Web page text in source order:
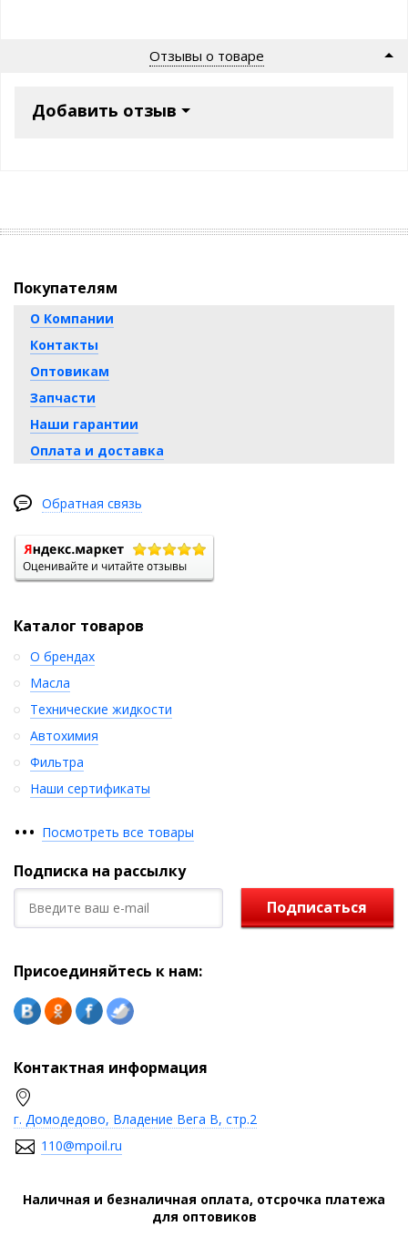
Отзывы о товаре
Добавить отзыв
Покупателям
О Компании
Контакты
Оптовикам
Запчасти
Наши гарантии
Оплата и доставка
Обратная связь
Каталог товаров
О брендах
Масла
Технические жидкости
Автохимия
Фильтра
Наши сертификаты
••• Посмотреть все товары
Подписка на рассылку
Подписаться
Присоединяйтесь к нам:
Контактная информация
г. Домодедово, Владение Вега В, стр.2
110@mpoil.ru
Наличная и безналичная оплата, отсрочка платежа
для оптовиков